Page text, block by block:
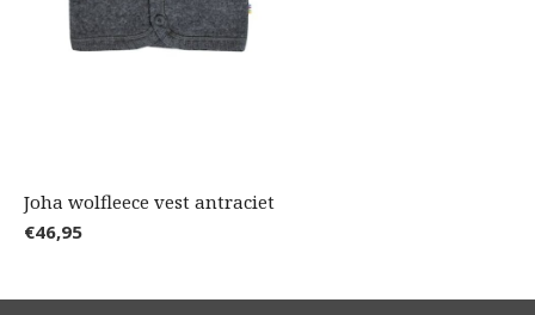
Joha wolfleece vest antraciet
€46,95